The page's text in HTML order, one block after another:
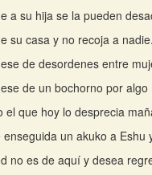
a su hija se la pueden
su casa y no recoja a nadie.
de desordenes entre
de un bochorno por algo
el que hoy lo desprecia
enseguida un akuko a Eshu
no es de aquí y desea